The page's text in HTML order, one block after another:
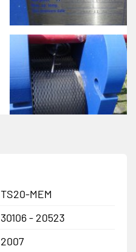
TS20-MEM
30106 - 20523
2007